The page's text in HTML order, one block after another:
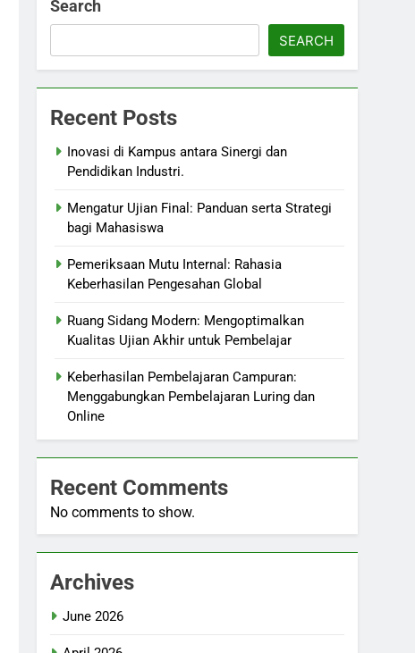
Search
SEARCH
Recent Posts
Inovasi di Kampus antara Sinergi dan
Pendidikan Industri.
Mengatur Ujian Final: Panduan serta Strategi
bagi Mahasiswa
Pemeriksaan Mutu Internal: Rahasia
Keberhasilan Pengesahan Global
Ruang Sidang Modern: Mengoptimalkan
Kualitas Ujian Akhir untuk Pembelajar
Keberhasilan Pembelajaran Campuran:
Menggabungkan Pembelajaran Luring dan
Online
Recent Comments
No comments to show.
Archives
June 2026